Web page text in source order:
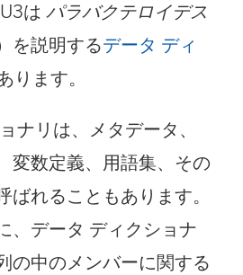
は パラバクテロイデス
を説明するデータ ディ
ります。
ナリは、メタデータ、
変数定義、用語集、その
ばれることもあります。
、データ ディクショナ
の中のメンバーに関する